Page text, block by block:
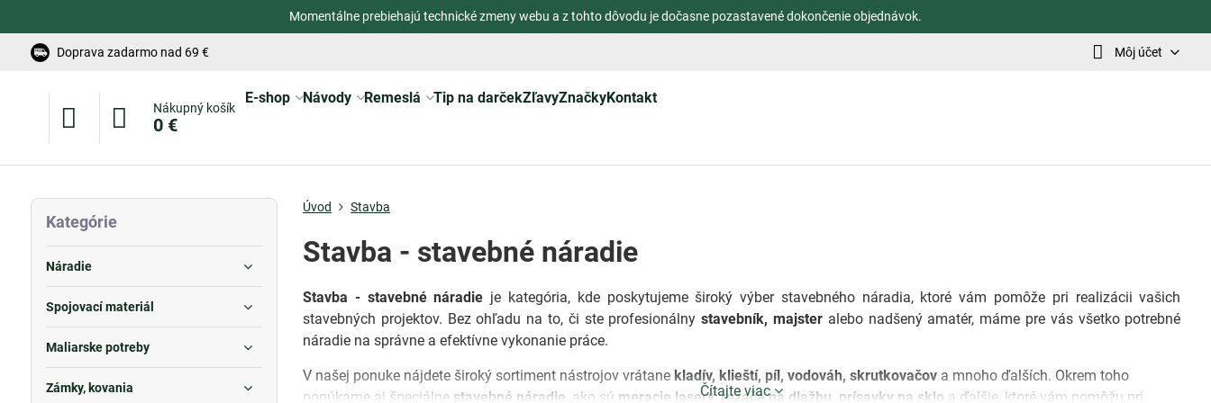
Momentálne prebiehajú technické zmeny webu a z tohto dôvodu je dočasne pozastavené dokončenie objednávok.
Doprava zadarmo nad 69 € Môj účet
Nákupný košík
0 €
E-shop Návody Remeslá Tip na darčekZľavyZnačkyKontakt
Úvod Stavba
Stavba - stavebné náradie
Stavba - stavebné náradie je kategória, kde poskytujeme široký výber stavebného náradia, ktoré vám pomôže pri realizácii vašich
stavebných projektov. Bez ohľadu na to, či ste profesionálnystavebník, majster alebo nadšený amatér, máme pre vás všetko potrebné
náradie na správne a efektívne vykonanie práce.
V našej ponuke nájdete široký sortiment nástrojov vrátanekladív, klieští, píl, vodováh, skrutkovačov a mnoho ďalších. Okrem toho
ponúkame aj špeciálne stavebné náradie , ako sú meracie lasery, rezače na dlažbu, prísavky na sklo a ďalšie, ktoré vám pomôžu pri
Čítajte viac
Kategórie
Náradie
Spojovací materiál
Maliarske potreby
Zámky, kovania